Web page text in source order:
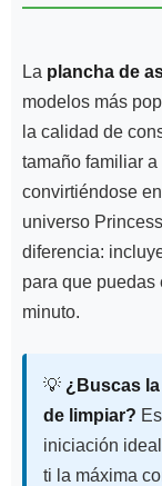
La plancha de
modelos más
la calidad de
tamaño familiar
convirtiéndose
universo
diferencia:
para que puedas
minuto.
💡 ¿Buscas
de limpiar?
iniciación
ti la máxima